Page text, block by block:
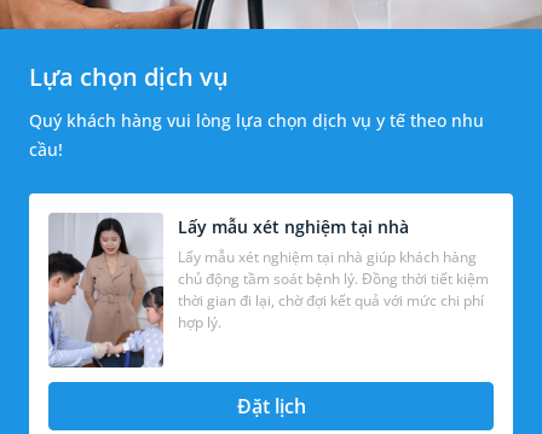
Lựa chọn dịch vụ
Quý khách hàng vui lòng lựa chọn dịch vụ y tế theo nhu
cầu!
Lấy mẫu xét nghiệm tại nhà
Lấy mẫu xét nghiệm tại nhà giúp khách hàng
chủ động tầm soát bệnh lý. Đồng thời tiết kiệm
thời gian đi lại, chờ đợi kết quả với mức chi phí
hợp lý.
Đặt lịch